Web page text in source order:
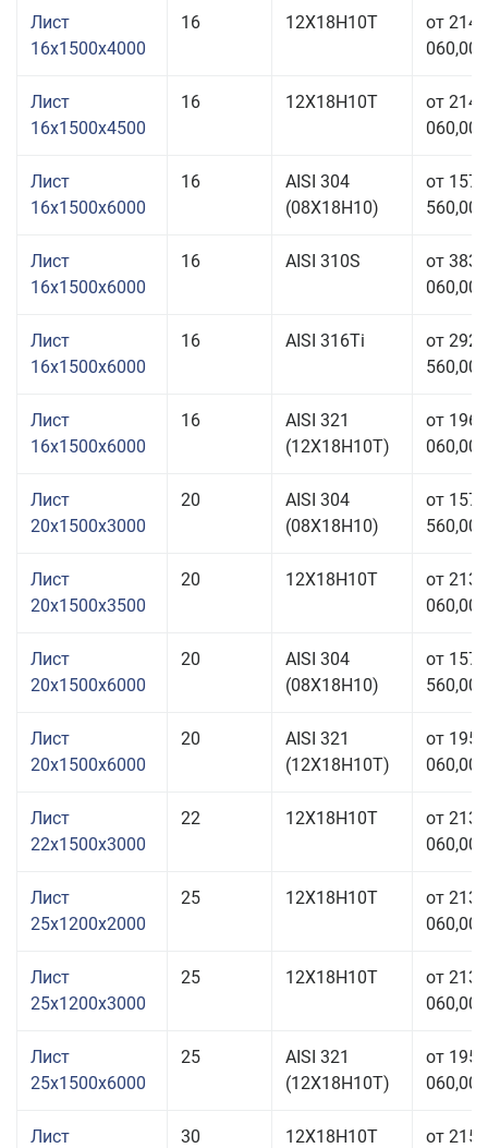
Лист
16x1500x4000
16 12Х18Н10Т
от 214
060,00
Лист
16x1500x4500
16 12Х18Н10Т
от 214
060,00
Лист
16x1500x6000
16
AISI 304
(08Х18Н10)
от 157
560,00
Лист
16x1500x6000
16 AISI 310S
от 383
060,00
Лист
16x1500x6000
16 AISI 316Ti
от 292
560,00
Лист
16x1500x6000
16
AISI 321
(12Х18Н10Т)
от 196
060,00
Лист
20x1500x3000
20
AISI 304
(08Х18Н10)
от 157
560,00
Лист
20x1500x3500
20 12Х18Н10Т
от 213
060,00
Лист
20x1500x6000
20
AISI 304
(08Х18Н10)
от 157
560,00
Лист
20x1500x6000
20
AISI 321
(12Х18Н10Т)
от 195
060,00
Лист
22x1500x3000
22 12Х18Н10Т
от 213
060,00
Лист
25x1200x2000
25 12Х18Н10Т
от 213
060,00
Лист
25x1200x3000
25 12Х18Н10Т
от 213
060,00
Лист
25x1500x6000
25
AISI 321
(12Х18Н10Т)
от 195
060,00
Лист
30 12Х18Н10Т
от 215